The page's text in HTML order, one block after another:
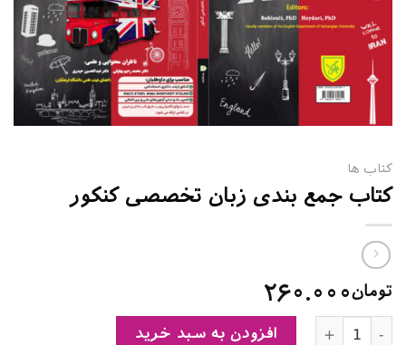
کتاب ها
کتاب جمع بندی زبان تخصصی کنکور
تومان۲۶۰.۰۰۰
کتاب جمع بندی زبان تخصصی کنکور عدد
افزودن به سبد خرید